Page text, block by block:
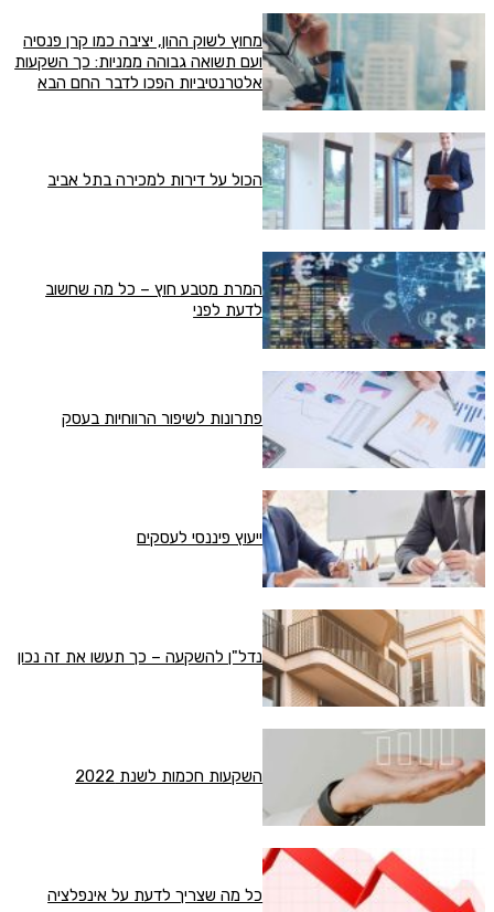
מחוץ לשוק ההון, יציבה כמו קרן פנסיה
ועם תשואה גבוהה ממניות: כך השקעות
אלטרנטיביות הפכו לדבר החם הבא
הכול על דירות למכירה בתל אביב
המרת מטבע חוץ – כל מה שחשוב
לדעת לפני
פתרונות לשיפור הרווחיות בעסק
ייעוץ פיננסי לעסקים
נדל"ן להשקעה – כך תעשו את זה נכון
השקעות חכמות לשנת 2022
כל מה שצריך לדעת על אינפלציה